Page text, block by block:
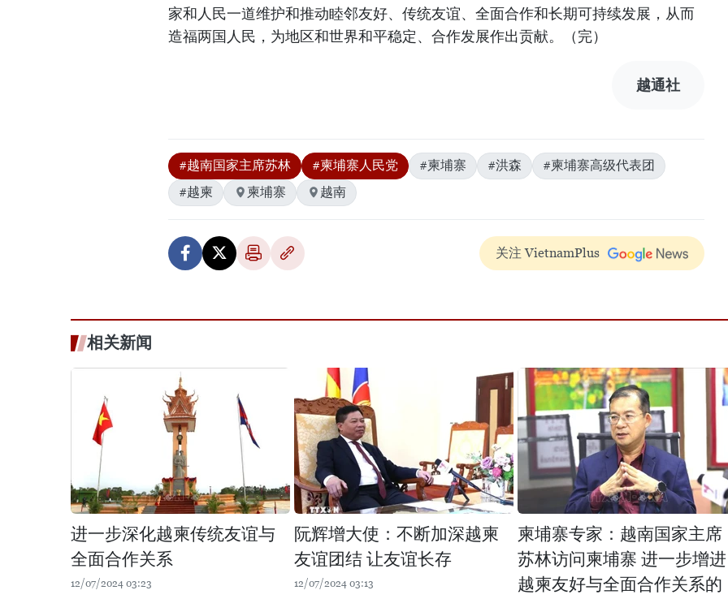
家和人民一道维护和推动睦邻友好、传统友谊、全面合作和长期可持续发展，从而
造福两国人民，为地区和世界和平稳定、合作发展作出贡献。（完）
越通社
#越南国家主席苏林 #柬埔寨人民党 #柬埔寨 #洪森
#柬埔寨高级代表团
#越柬
柬埔寨 越南
关注 VietnamPlus
相关新闻
进一步深化越柬传统友谊与
全面合作关系
12/07/2024 03:23
阮辉增大使：不断加深越柬
友谊团结 让友谊长存
12/07/2024 03:13
柬埔寨专家：越南国家主席
苏林访问柬埔寨 进一步增进
越柬友好与全面合作关系的